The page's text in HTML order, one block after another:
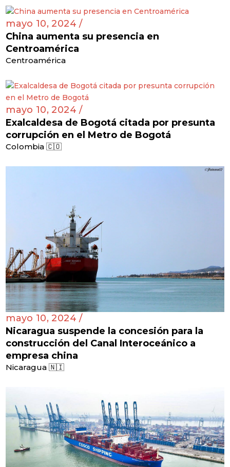
mayo 10, 2024 /
China aumenta su presencia en
Centroamérica
Centroamérica
mayo 10, 2024 /
Exalcaldesa de Bogotá citada por presunta
corrupción en el Metro de Bogotá
Colombia 🇨🇴
mayo 10, 2024 /
Nicaragua suspende la concesión para la
construcción del Canal Interoceánico a
empresa china
Nicaragua 🇳🇮